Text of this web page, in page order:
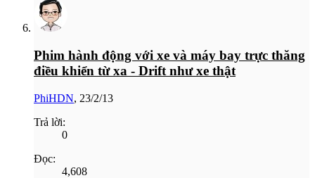
Phim hành động với xe và máy bay trực thăng
điều khiển từ xa - Drift như xe thật
PhiHDN, 23/2/13
Trả lời:
0
Đọc:
4,608